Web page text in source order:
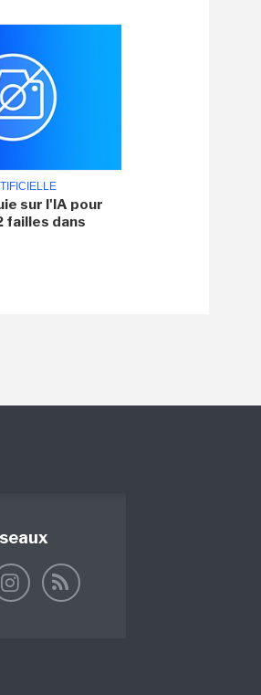
sur l'IA pour
failles dans